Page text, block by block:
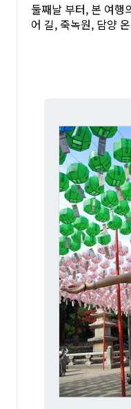
둘째날 부터, 본 여행
어 길, 죽녹원, 담양